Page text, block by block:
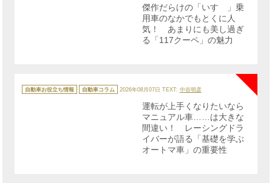
傑作だらけの「いすゞ」乗
用車のなかでもとくに人
気！ あまりにも美し過ぎ
る「117クーペ」の魅力
テ
ゴ
自動車お役立ち情報 自動車コラム 2026年08月07日 TEXT: 中谷明彦
運転が上手くなりたいなら
マニュアル車……は大きな
間違い！ レーシングドラ
イバーが語る「基礎を学ぶ
オートマ車」の重要性